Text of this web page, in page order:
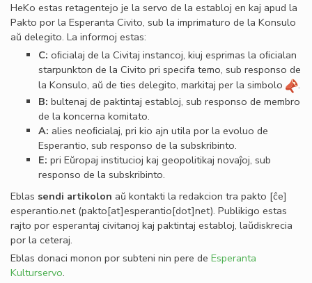
HeKo estas retagentejo je la servo de la establoj en kaj apud la
Pakto por la Esperanta Civito, sub la imprimaturo de la Konsulo
aŭ delegito. La informoj estas:
C: oﬁcialaj de la Civitaj instancoj, kiuj esprimas la oﬁcialan
starpunkton de la Civito pri specifa temo, sub responso de
la Konsulo, aŭ de ties delegito, markitaj per la simbolo
.
B: bultenaj de paktintaj establoj, sub responso de membro
de la koncerna komitato.
A: alies neoﬁcialaj, pri kio ajn utila por la evoluo de
Esperantio, sub responso de la subskribinto.
E: pri Eŭropaj institucioj kaj geopolitikaj novaĵoj, sub
responso de la subskribinto.
Eblas sendi artikolon aŭ kontakti la redakcion tra pakto [ĉe]
esperantio.net(pakto[at]esperantio[dot]net). Publikigo estas
rajto por esperantaj civitanoj kaj paktintaj establoj, laŭdiskrecia
por la ceteraj.
Eblas donaci monon por subteni nin pere de Esperanta
Kulturservo.